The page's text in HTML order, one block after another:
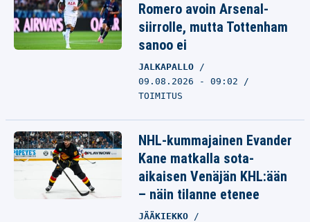
Romero avoin Arsenal-
siirrolle, mutta Tottenham
sanoo ei
JALKAPALLO
09.08.2026 - 09:02
TOIMITUS
NHL-kummajainen Evander
Kane matkalla sota-
aikaisen Venäjän KHL:ään
– näin tilanne etenee
JÄÄKIEKKO